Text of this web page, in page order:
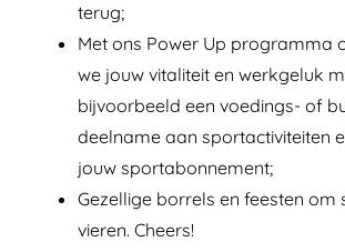
terug;
Met ons Power Up programma
we jouw vitaliteit en werkgeluk
bijvoorbeeld een voedings- of
deelname aan sportactiviteiten
jouw sportabonnement;
Gezellige borrels en feesten om
vieren. Cheers!